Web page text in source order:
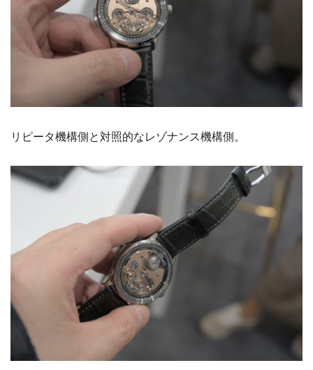
リピータ機構側と対照的なレゾナンス機構側。